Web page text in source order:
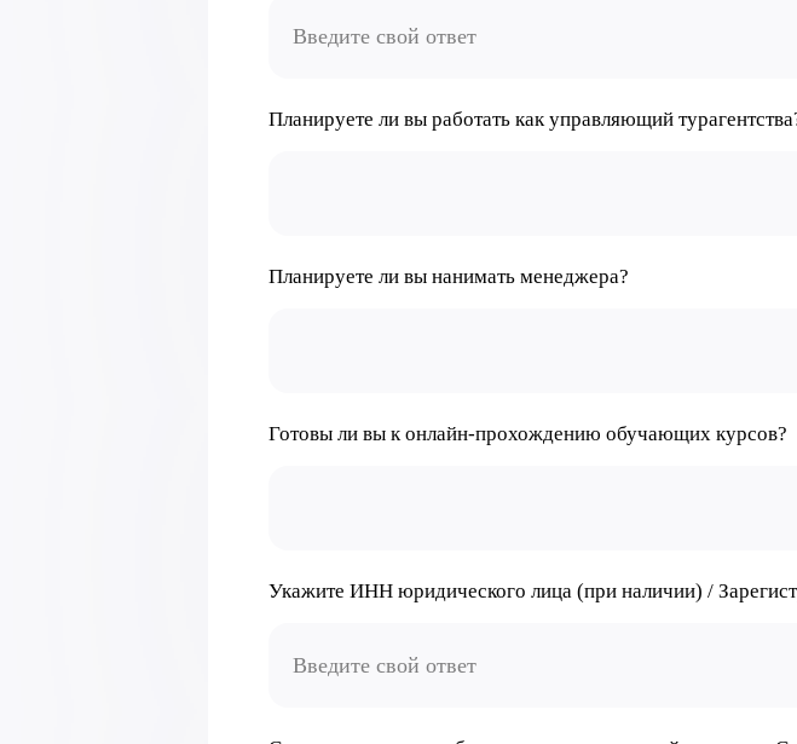
Планируете ли вы работать как управляющий
Планируете ли вы нанимать менеджера?
Готовы ли вы к онлайн-прохождению обучающих курсов?
Укажите ИНН юридического лица (при наличии) /